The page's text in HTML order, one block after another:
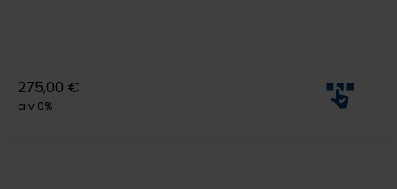
275,00 €
alv 0%